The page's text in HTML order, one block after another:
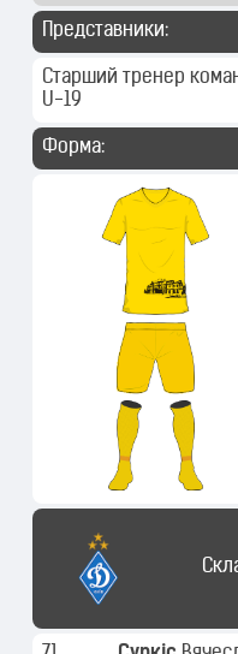
Представники:
Старший тренер
U-19
Форма: